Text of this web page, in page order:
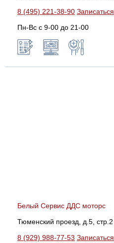
8 (495) 221-38-90 Записаться
Пн-Вс с 9-00 до 21-00
Белый Сервис ДДС моторс
Тюменский проезд, д.5, стр.2
8 (929) 988-77-53 Записаться